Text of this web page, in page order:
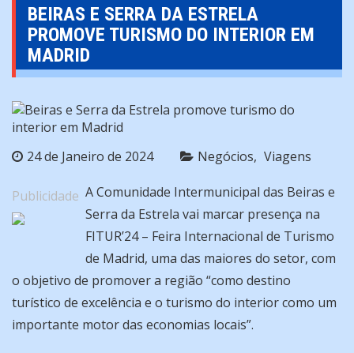
BEIRAS E SERRA DA ESTRELA
PROMOVE TURISMO DO INTERIOR EM
MADRID
24 de Janeiro de 2024 Negócios Viagens
Publicidade A Comunidade Intermunicipal das Beiras e
Serra da Estrela vai marcar presença na
FITUR’24 – Feira Internacional de Turismo
de Madrid, uma das maiores do setor, com
o objetivo de promover a região “como destino
turístico de excelência e o turismo do interior como um
importante motor das economias locais”.